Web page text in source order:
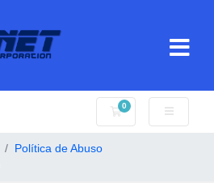
0
Sepet
Política de Abuso